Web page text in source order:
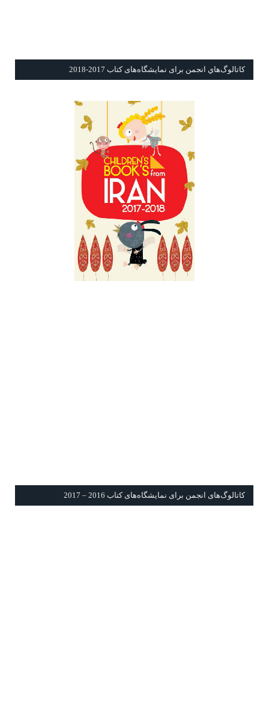
كاتالوگ‌هاي انجمن برای نمايشگاه‌های كتاب 2017-2018
كاتالوگ‌های انجمن برای نمايشگاه‌های كتاب 2016 – 2017